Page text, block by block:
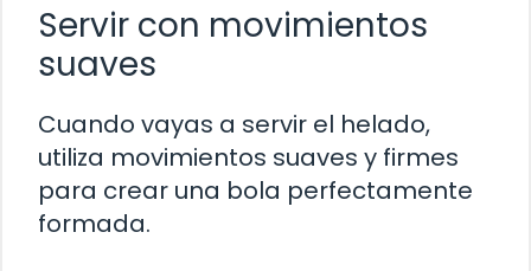
Servir con movimientos
suaves
Cuando vayas a servir el helado,
utiliza movimientos suaves y firmes
para crear una bola perfectamente
formada.